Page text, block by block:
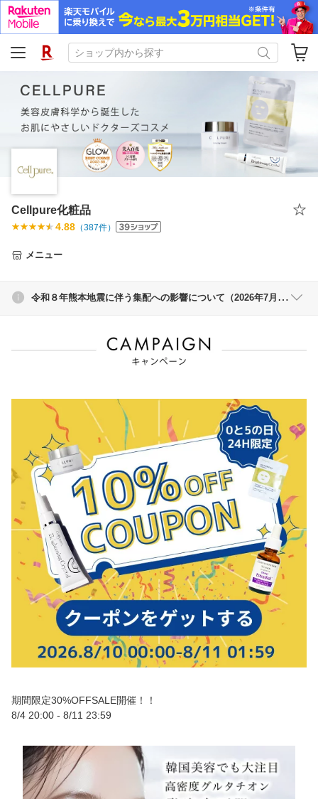
Cellpure化粧品
4.88 （387件）
メニュー
令和８年熊本地震に伴う集配への影響について（2026年7月29日16時時点）
期間限定30%OFFSALE開催！！
8/4 20:00 - 8/11 23:59